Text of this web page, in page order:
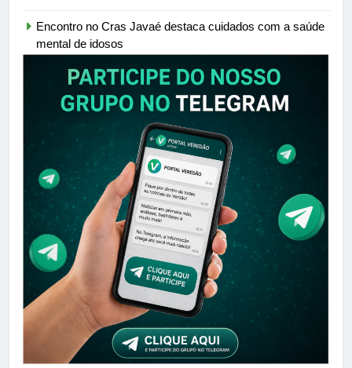
Encontro no Cras Javaé destaca cuidados com a saúde
mental de idosos